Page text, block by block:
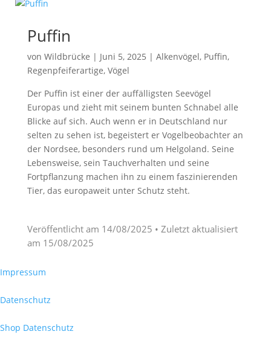
Puffin
von Wildbrücke | Juni 5, 2025 | Alkenvögel, Puffin,
Regenpfeiferartige, Vögel
Der Puffin ist einer der auffälligsten Seevögel
Europas und zieht mit seinem bunten Schnabel alle
Blicke auf sich. Auch wenn er in Deutschland nur
selten zu sehen ist, begeistert er Vogelbeobachter an
der Nordsee, besonders rund um Helgoland. Seine
Lebensweise, sein Tauchverhalten und seine
Fortpflanzung machen ihn zu einem faszinierenden
Tier, das europaweit unter Schutz steht.
Veröffentlicht am 14/08/2025 • Zuletzt aktualisiert
am 15/08/2025
Impressum
Datenschutz
Shop Datenschutz